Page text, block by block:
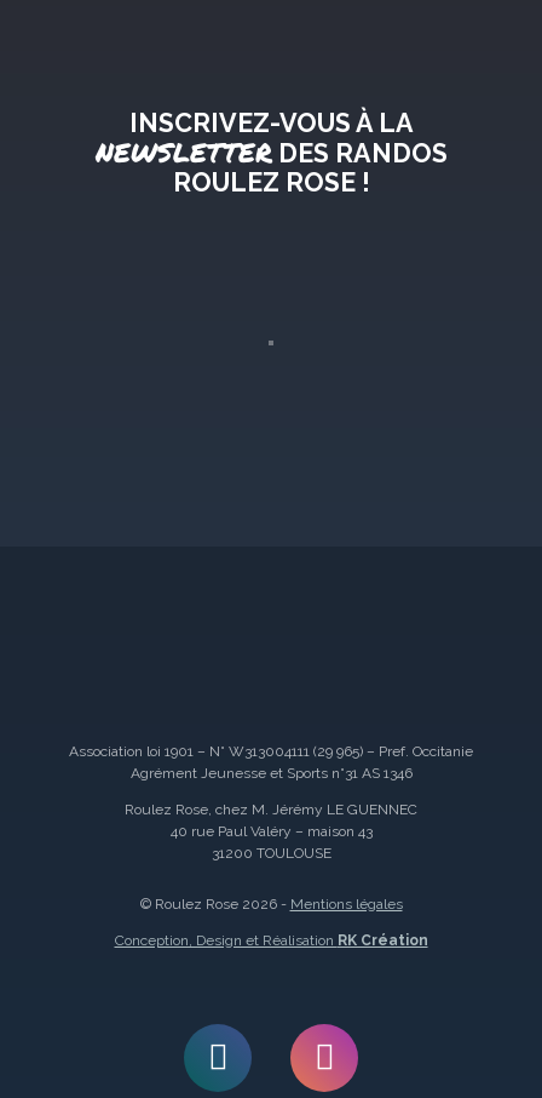
INSCRIVEZ-VOUS À LA
NEWSLETTERDES RANDOS
ROULEZ ROSE !
Association loi 1901 – N° W313004111 (29 965) – Pref. Occitanie
Agrément Jeunesse et Sports n°31 AS 1346
Roulez Rose, chez M. Jérémy LE GUENNEC
40 rue Paul Valéry – maison 43
31200 TOULOUSE
© Roulez Rose 2026 - Mentions légales
Conception, Design et Réalisation RK Création